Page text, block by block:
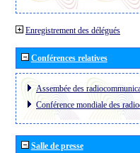
Enregistrement des délégués
Conférences relatives
Assembée des
Conférence mondiale des
Salle de presse